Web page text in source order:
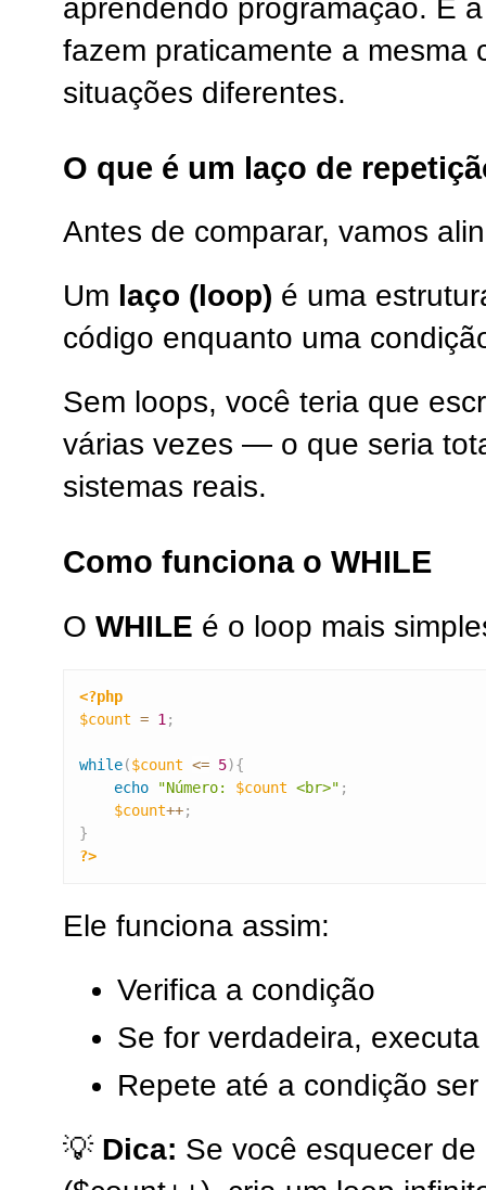
aprendendo programação. E
fazem praticamente a mesma
situações diferentes.
O que é um laço de
Antes de comparar, vamos
Um laço (loop) é uma
código enquanto uma
Sem loops, você teria que
várias vezes — o que seria
sistemas reais.
Como funciona o WHILE
O WHILE é o loop mais
<?php
$count = 1 ;
while($count <= 5){
echo
"Número: $count <br>" ;
$count++;
}
?>
Ele funciona assim:
Verifica a condição
Se for verdadeira,
Repete até a condição ser
💡 Dica: Se você esquecer